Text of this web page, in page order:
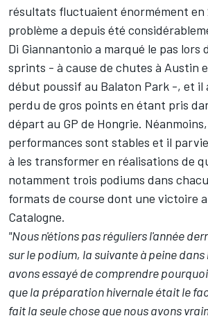
résultats fluctuaient énormément en
problème a depuis été
Di Giannantonio a marqué le pas lors
sprints - à cause de chutes à Austin
début poussif au Balaton Park -, et il
perdu de gros points en étant pris
départ au GP de Hongrie.
performances sont stables et il
à les transformer en réalisations de
notamment trois podiums dans
formats de course dont une victoire
Catalogne.
"Nous n'étions pas réguliers l'année
sur le podium, la suivante à peine dans
avons essayé de comprendre
que la préparation hivernale était le
fait la seule chose que nous avons